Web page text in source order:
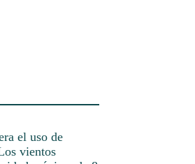
el uso de
vientos